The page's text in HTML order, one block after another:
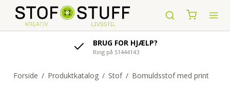
BRUG FOR HJÆLP?
Ring på 51444143
Forside / Produktkatalog / Stof / Bomuldsstof med print